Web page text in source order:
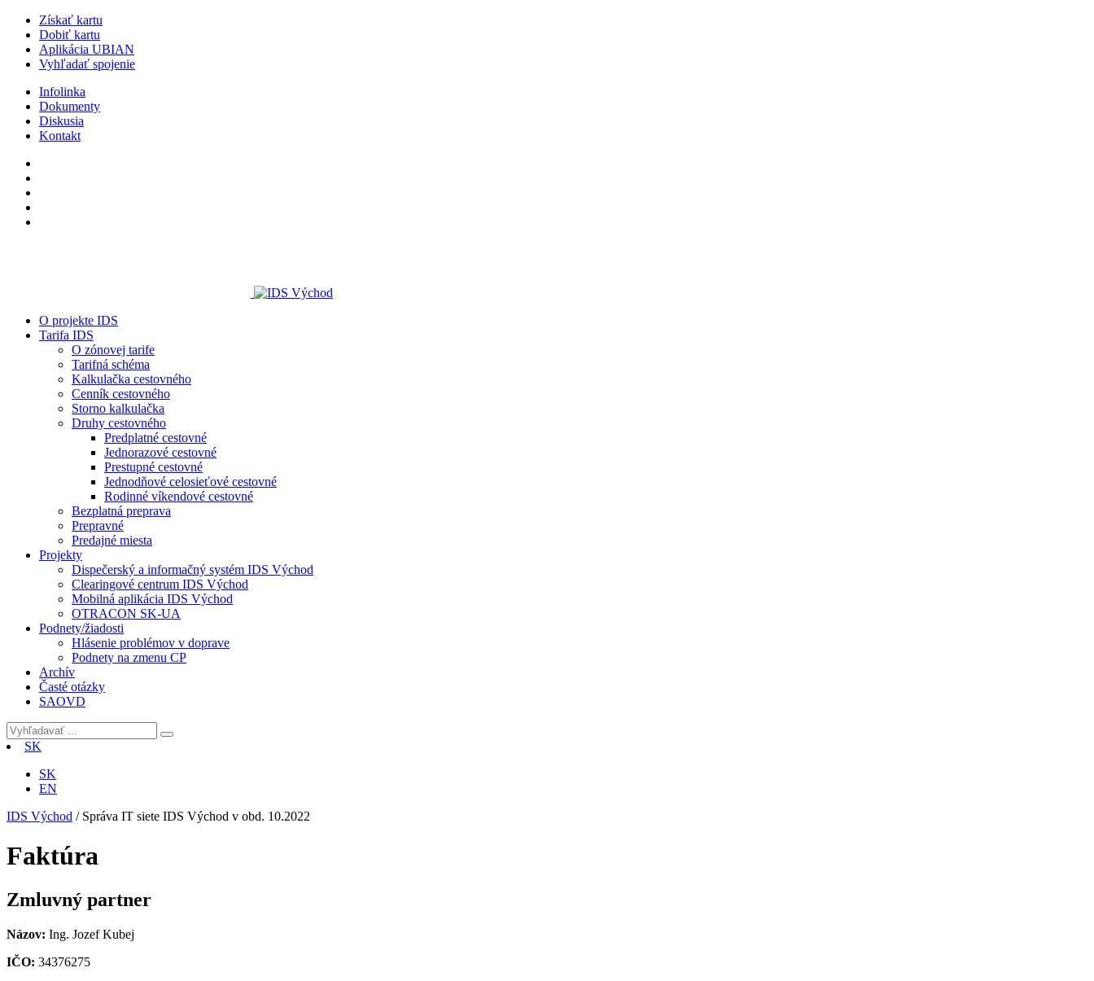
Získať kartu
Dobiť kartu
Aplikácia UBIAN
Vyhľadať spojenie
Infolinka
Dokumenty
Diskusia
Kontakt
O projekte IDS
Tarifa IDS
O zónovej tarife
Tarifná schéma
Kalkulačka cestovného
Cenník cestovného
Storno kalkulačka
Druhy cestovného
Predplatné cestovné
Jednorazové cestovné
Prestupné cestovné
Jednodňové celosieťové cestovné
Rodinné víkendové cestovné
Bezplatná preprava
Prepravné
Predajné miesta
Projekty
Dispečerský a informačný systém IDS Východ
Clearingové centrum IDS Východ
Mobilná aplikácia IDS Východ
OTRACON SK-UA
Podnety/žiadosti
Hlásenie problémov v doprave
Podnety na zmenu CP
Archív
Časté otázky
SAOVD
SK
SK
EN
IDS Východ / Správa IT siete IDS Východ v obd. 10.2022
Faktúra
Zmluvný partner
Názov: Ing. Jozef Kubej
IČO: 34376275